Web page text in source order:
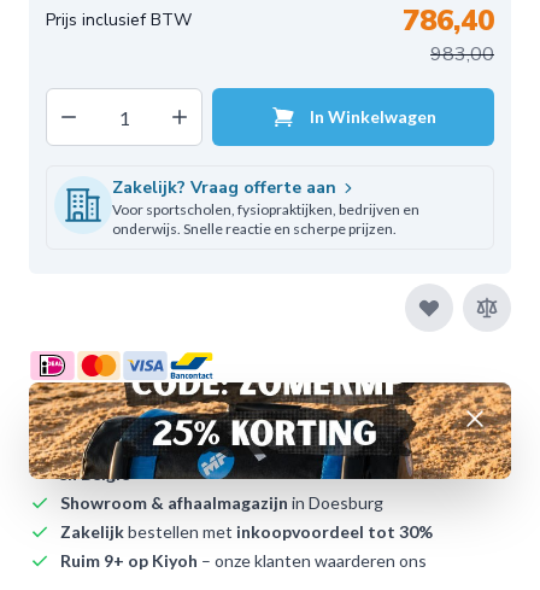
983,00
786,40
Decrease quantityIncrease quantityIn Winkelwagen
Zakelijk? Vraag offerte aan
Voor sportscholen, fysiopraktijken, bedrijven en
onderwijs. Snelle reactie en scherpe prijzen.
Voor 12:00besteld,vandaagverzonden (op werkdagen)
Dagelijkse verzendinguit eigen voorraad naarNederland
en België
Showroom & afhaalmagazijn in Doesburg
Zakelijkbestellen met inkoopvoordeel tot 30%
Ruim 9+ op Kiyoh – onze klanten waarderen ons
Afwijzen